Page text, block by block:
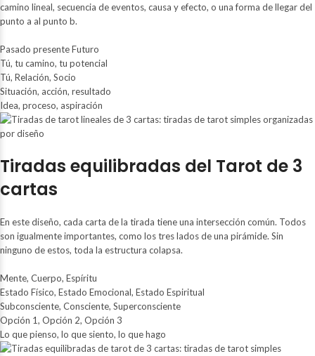
camino lineal, secuencia de eventos, causa y efecto, o una forma de llegar del
punto a al punto b.
Pasado presente Futuro
Tú, tu camino, tu potencial
Tú, Relación, Socio
Situación, acción, resultado
Idea, proceso, aspiración
Tiradas equilibradas del Tarot de 3
cartas
En este diseño, cada carta de la tirada tiene una intersección común. Todos
son igualmente importantes, como los tres lados de una pirámide. Sin
ninguno de estos, toda la estructura colapsa.
Mente, Cuerpo, Espíritu
Estado Físico, Estado Emocional, Estado Espiritual
Subconsciente, Consciente, Superconsciente
Opción 1, Opción 2, Opción 3
Lo que pienso, lo que siento, lo que hago